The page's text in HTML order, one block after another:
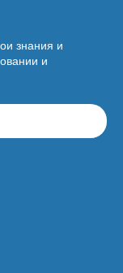
знания и
и